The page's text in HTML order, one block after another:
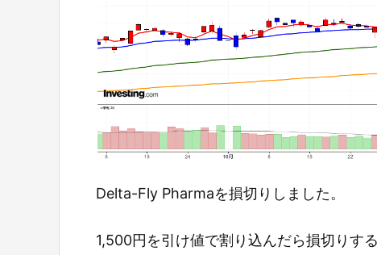
Delta-Fly Pharmaを損切りしました。
1,500円を引け値で割り込んだら損切りす